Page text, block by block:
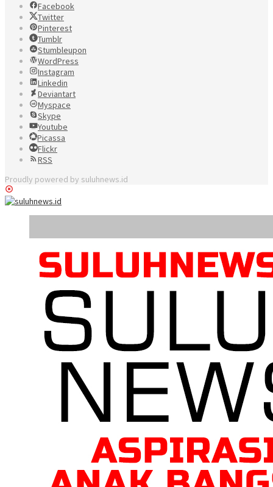
Facebook
Twitter
Pinterest
Tumblr
Stumbleupon
WordPress
Instagram
Linkedin
Deviantart
Myspace
Skype
Youtube
Picassa
Flickr
RSS
Proudly powered by suluhnews.id